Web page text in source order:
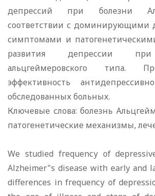
депрессий при болезни
соответствии с доминирующими
симптомами и
развития депрессии
альцгеймеровского типа.
эффективность
обследованных больных.
Ключевые слова: болезнь
патогенетические механизмы,
We studied fгеquеnсу of
Alzheimer"s disease with early аnd
diffеrеnсеs in fгеquеnсу of